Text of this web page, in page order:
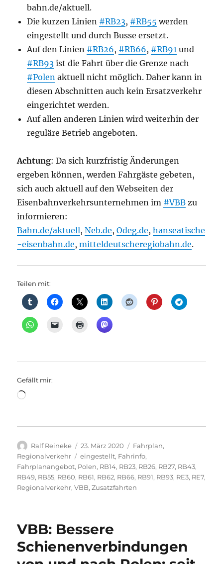
bahn.de/aktuell.
Die kurzen Linien #RB23, #RB55 werden
eingestellt und durch Busse ersetzt.
Auf den Linien #RB26, #RB66, #RB91 und
#RB93 ist die Fahrt über die Grenze nach
#Polen aktuell nicht möglich. Daher kann in
diesen Abschnitten auch kein Ersatzverkehr
eingerichtet werden.
Auf allen anderen Linien wird weiterhin der
reguläre Betrieb angeboten.
Achtung: Da sich kurzfristig Änderungen
ergeben können, werden Fahrgäste gebeten,
sich auch aktuell auf den Webseiten der
Eisenbahnverkehrsunternehmen im #VBB zu
informieren:
Bahn.de/aktuell,Neb.de,Odeg.de,hanseatische
-eisenbahn.de,mitteldeutscheregiobahn.de.
Teilen mit:
Gefällt mir:
Wird
Autor
Ralf Reineke
Veröffentlicht
am
23. März 2020 Kategorien
Fahrplan,
Regionalverkehr
Schlagwörter
eingestellt, Fahrinfo,
Fahrplanangebot, Polen, RB14, RB23, RB26, RB27, RB43,
RB49, RB55, RB60, RB61, RB62, RB66, RB91, RB93, RE3, RE7,
Regionalverkehr,VBB,Zusatzfahrten
VBB: Bessere
Schienenverbindungen